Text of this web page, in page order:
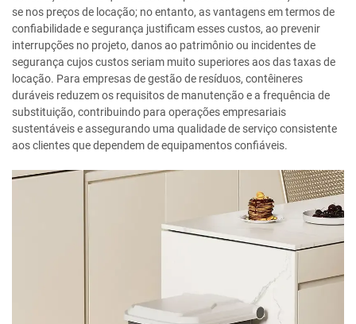
se nos preços de locação; no entanto, as vantagens em termos de
confiabilidade e segurança justificam esses custos, ao prevenir
interrupções no projeto, danos ao patrimônio ou incidentes de
segurança cujos custos seriam muito superiores aos das taxas de
locação. Para empresas de gestão de resíduos, contêineres
duráveis reduzem os requisitos de manutenção e a frequência de
substituição, contribuindo para operações empresariais
sustentáveis e assegurando uma qualidade de serviço consistente
aos clientes que dependem de equipamentos confiáveis.